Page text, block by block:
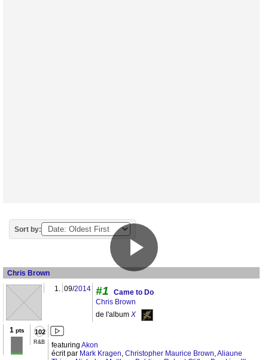
Sort by:
Chris Brown
1. 09/2014 #1
Came to Do
Chris Brown
de l'album X
1 pts 102
R&B featuring Akon
écrit par Mark Kragen, Christopher Maurice Brown,Aliaune